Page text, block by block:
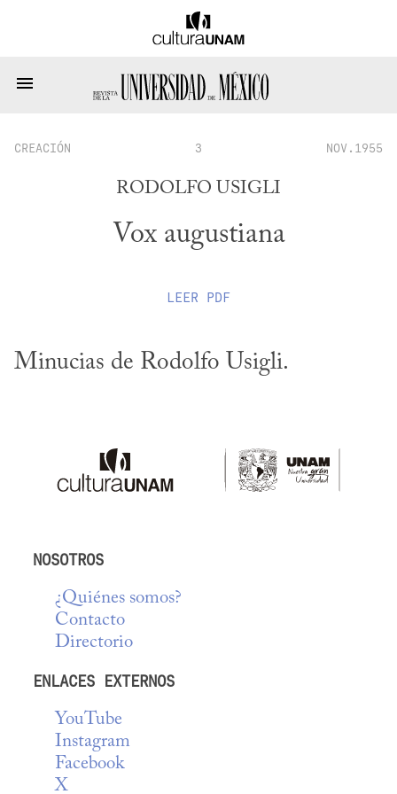
CREACIÓN 3 NOV.1955
RODOLFO USIGLI
Vox augustiana
LEER PDF
Minucias de Rodolfo Usigli.
NOSOTROS
¿Quiénes somos?
Contacto
Directorio
ENLACES EXTERNOS
YouTube
Instagram
Facebook
X